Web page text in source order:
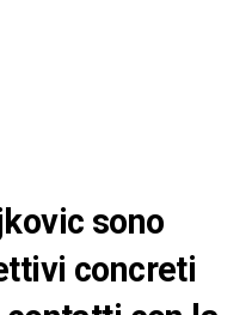
sono
concreti